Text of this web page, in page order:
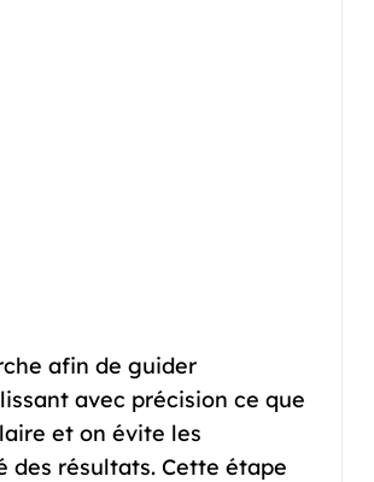
afin de guider
avec précision ce que
et on évite les
résultats. Cette étape